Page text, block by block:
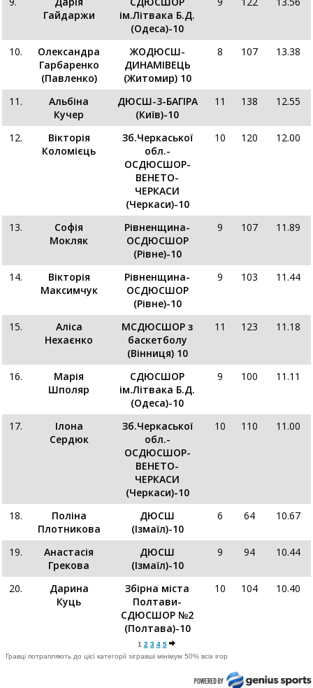
Гайдаржи
ім.Літвака Б.Д.
(Одеса)-10
10.
Олександра
Гарбаренко
(Павленко)
ЖОДЮСШ-
ДИНАМІВЕЦЬ
(Житомир) 10
8 107 13.38
11.
Альбіна
Кучер
ДЮСШ-3-БАГІРА
(Київ)-10
11 138 12.55
12.
Вікторія
Коломієць
Зб.Черкаської
обл.-
ОСДЮСШОР-
ВЕНЕТО-
ЧЕРКАСИ
(Черкаси)-10
10 120 12.00
13.
Софія
Мокляк
Рівненщина-
ОСДЮСШОР
(Рівне)-10
9 107 11.89
14.
Вікторія
Максимчук
Рівненщина-
ОСДЮСШОР
(Рівне)-10
9 103 11.44
15.
Аліса
Нехаєнко
МСДЮСШОР з
баскетболу
(Вінниця) 10
11 123 11.18
16.
Марія
Шполяр
CДЮСШОР
ім.Літвака Б.Д.
(Одеса)-10
9 100 11.11
17.
Ілона
Сердюк
Зб.Черкаської
обл.-
ОСДЮСШОР-
ВЕНЕТО-
ЧЕРКАСИ
(Черкаси)-10
10 110 11.00
18.
Поліна
Плотникова
ДЮСШ
(Ізмаїл)-10
6 64 10.67
19.
Анастасія
Грекова
ДЮСШ
(Ізмаїл)-10
9 94 10.44
20.
Дарина
Куць
Збірна міста
Полтави-
СДЮСШОР №2
(Полтава)-10
10 104 10.40
1 2 3 4 5
Гравці потрапляють до цієї категорії зігравші мінімум 50% всіх ігор